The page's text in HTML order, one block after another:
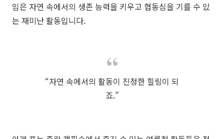
임은 자연 속에서의 생존 능력을 키우고 협동심을 기를 수 있
는 재미난 활동입니다.
“자연 속에서의 활동이 진정한 힐링이 되
죠.”